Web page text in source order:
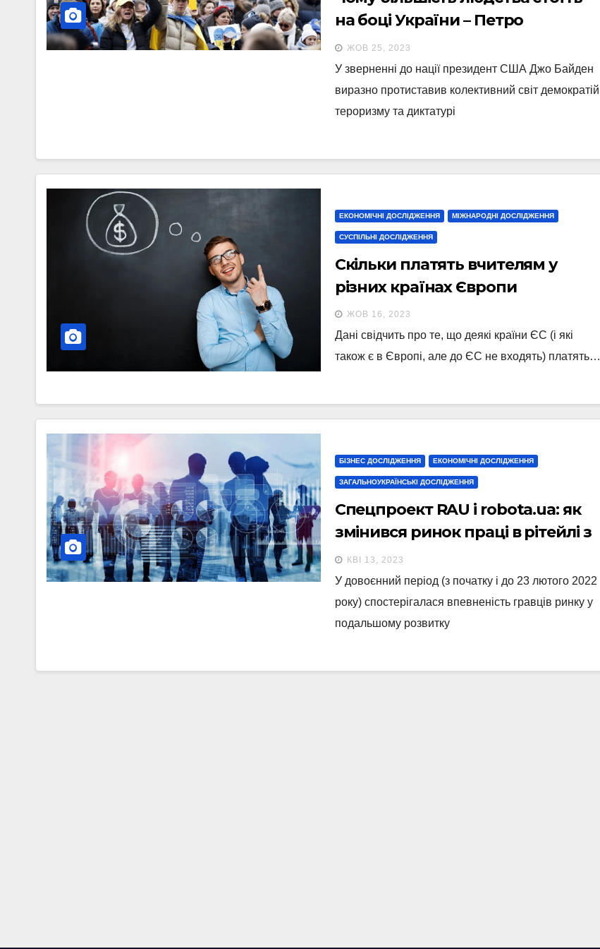
на боці України – Петро
Бурковський
ЖОВ 25, 2023
У зверненні до нації президент США Джо Байден
виразно протиставив колективний світ демократій
тероризму та диктатурі
ЕКОНОМІЧНІ ДОСЛІДЖЕННЯ МІЖНАРОДНІ ДОСЛІДЖЕННЯ
СУСПІЛЬНІ ДОСЛІДЖЕННЯ
Скільки платять вчителям у
різних країнах Європи
ЖОВ 16, 2023
Дані свідчить про те, що деякі країни ЄС (і які
також є в Європі, але до ЄС не входять) платять…
БІЗНЕС ДОСЛІДЖЕННЯ ЕКОНОМІЧНІ ДОСЛІДЖЕННЯ
ЗАГАЛЬНОУКРАЇНСЬКІ ДОСЛІДЖЕННЯ
Спецпроект RAU і robota.ua: як
змінився ринок праці в рітейлі з
квітня 2022 року до січня 2023-го
КВІ 13, 2023
У довоєнний період (з початку і до 23 лютого 2022
року) спостерігалася впевненість гравців ринку у
подальшому розвитку